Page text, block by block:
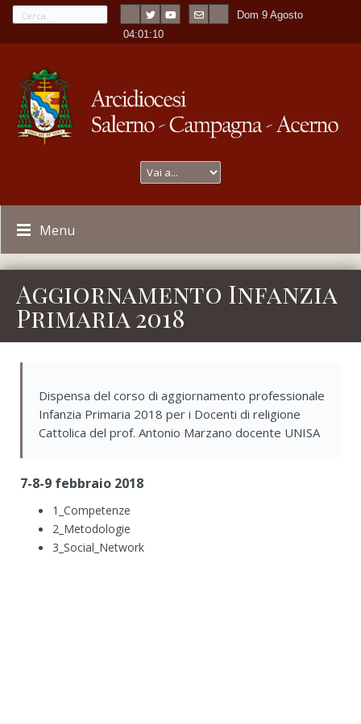
Dom 9 Agosto
-04:01:10
Menu
Aggiornamento Infanzia
Primaria 2018
Dispensa del corso di aggiornamento professionale
Infanzia Primaria 2018 per i Docenti di religione
Cattolica del prof. Antonio Marzano docente UNISA
7-8-9 febbraio 2018
1_Competenze
2_Metodologie
3_Social_Network